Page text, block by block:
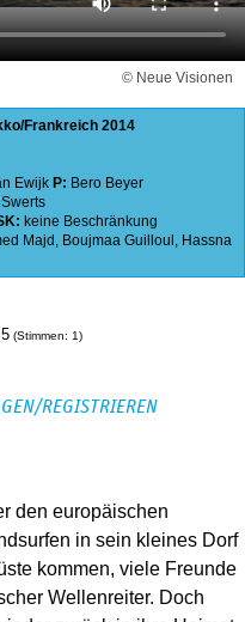
© Neue Visionen
Frankreich 2014
Ewijk P: Bero Beyer
keine Beschränkung
Majd , Boujmaa Guilloul , Hassna
5 (Stimmen: 1)
REGISTRIEREN
den europäischen
in sein kleines Dorf
kommen, viele Freunde
Wellenreiter. Doch